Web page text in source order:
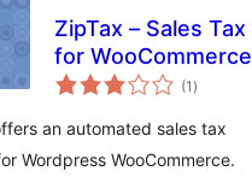
ZipTax – Sales Tax
for WooCommerce
(1 कुल
रेटिङ्गहरू
)
an automated sales tax
Wordpress WooCommerce.